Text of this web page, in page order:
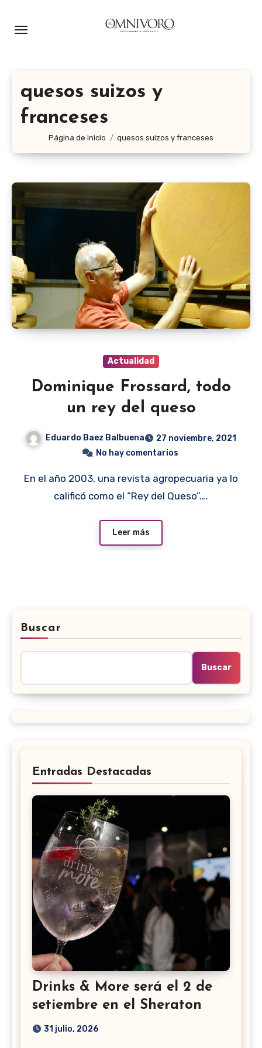
quesos suizos y
franceses
Página de inicio quesos suizos y franceses
Actualidad
Dominique Frossard, todo
un rey del queso
Eduardo Baez Balbuena
27 noviembre, 2021
No hay comentarios
En el año 2003, una revista agropecuaria ya lo
calificó como el “Rey del Queso”.…
Leer más
Buscar
Buscar
Entradas Destacadas
Drinks & More será el 2 de
setiembre en el Sheraton
31 julio, 2026